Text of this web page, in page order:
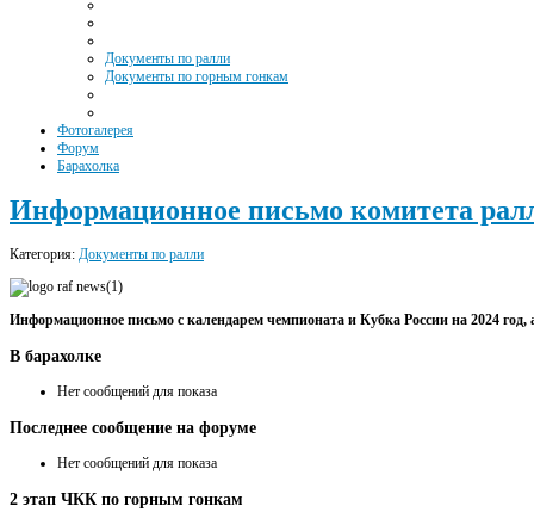
Документы по ралли
Документы по горным гонкам
Фотогалерея
Форум
Барахолка
Информационное письмо комитета
Категория: Документы по ралли
Информационное письмо с календарем чемпионата и Кубка России на 2024
В барахолке
Нет сообщений для показа
Последнее сообщение на форуме
Нет сообщений для показа
2 этап ЧКК по горным гонкам